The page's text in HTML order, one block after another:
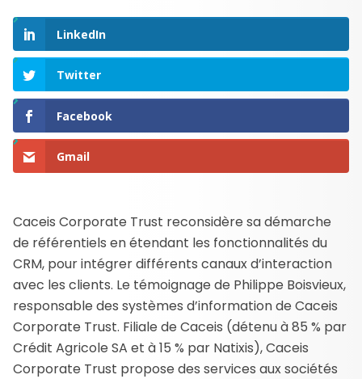
LinkedIn
Twitter
Facebook
Gmail
Caceis Corporate Trust reconsidère sa démarche
de référentiels en étendant les fonctionnalités du
CRM, pour intégrer différents canaux d’interaction
avec les clients. Le témoignage de Philippe Boisvieux,
responsable des systèmes d’information de Caceis
Corporate Trust. Filiale de Caceis (détenu à 85 % par
Crédit Agricole SA et à 15 % par Natixis), Caceis
Corporate Trust propose des services aux sociétés